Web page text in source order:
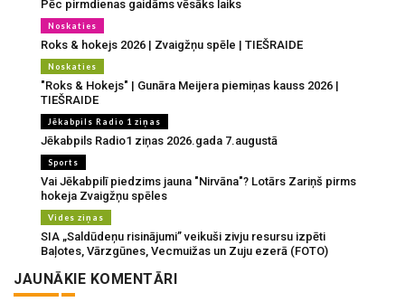
Pēc pirmdienas gaidāms vēsāks laiks
Noskaties
Roks & hokejs 2026 | Zvaigžņu spēle | TIEŠRAIDE
Noskaties
"Roks & Hokejs" | Gunāra Meijera piemiņas kauss 2026 |
TIEŠRAIDE
Jēkabpils Radio 1 ziņas
Jēkabpils Radio1 ziņas 2026.gada 7.augustā
Sports
Vai Jēkabpilī piedzims jauna "Nirvāna"? Lotārs Zariņš pirms
hokeja Zvaigžņu spēles
Vides ziņas
SIA „Saldūdeņu risinājumi” veikuši zivju resursu izpēti
Baļotes, Vārzgūnes, Vecmuižas un Zuju ezerā (FOTO)
JAUNĀKIE KOMENTĀRI